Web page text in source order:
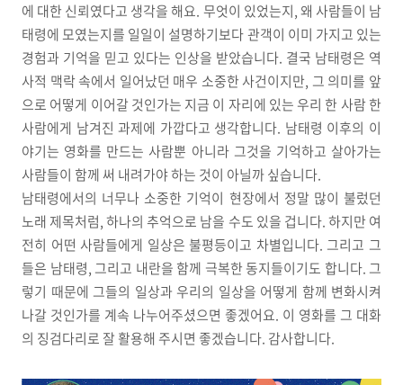
에 대한 신뢰였다고 생각을 해요. 무엇이 있었는지, 왜 사람들이 남
태령에 모였는지를 일일이 설명하기보다 관객이 이미 가지고 있는
경험과 기억을 믿고 있다는 인상을 받았습니다. 결국 남태령은 역
사적 맥락 속에서 일어났던 매우 소중한 사건이지만, 그 의미를 앞
으로 어떻게 이어갈 것인가는 지금 이 자리에 있는 우리 한 사람 한
사람에게 남겨진 과제에 가깝다고 생각합니다. 남태령 이후의 이
야기는 영화를 만드는 사람뿐 아니라 그것을 기억하고 살아가는
사람들이 함께 써 내려가야 하는 것이 아닐까 싶습니다.
남태령에서의 너무나 소중한 기억이 현장에서 정말 많이 불렀던
노래 제목처럼, 하나의 추억으로 남을 수도 있을 겁니다. 하지만 여
전히 어떤 사람들에게 일상은 불평등이고 차별입니다. 그리고 그
들은 남태령, 그리고 내란을 함께 극복한 동지들이기도 합니다. 그
렇기 때문에 그들의 일상과 우리의 일상을 어떻게 함께 변화시켜
나갈 것인가를 계속 나누어주셨으면 좋겠어요. 이 영화를 그 대화
의 징검다리로 잘 활용해 주시면 좋겠습니다. 감사합니다.